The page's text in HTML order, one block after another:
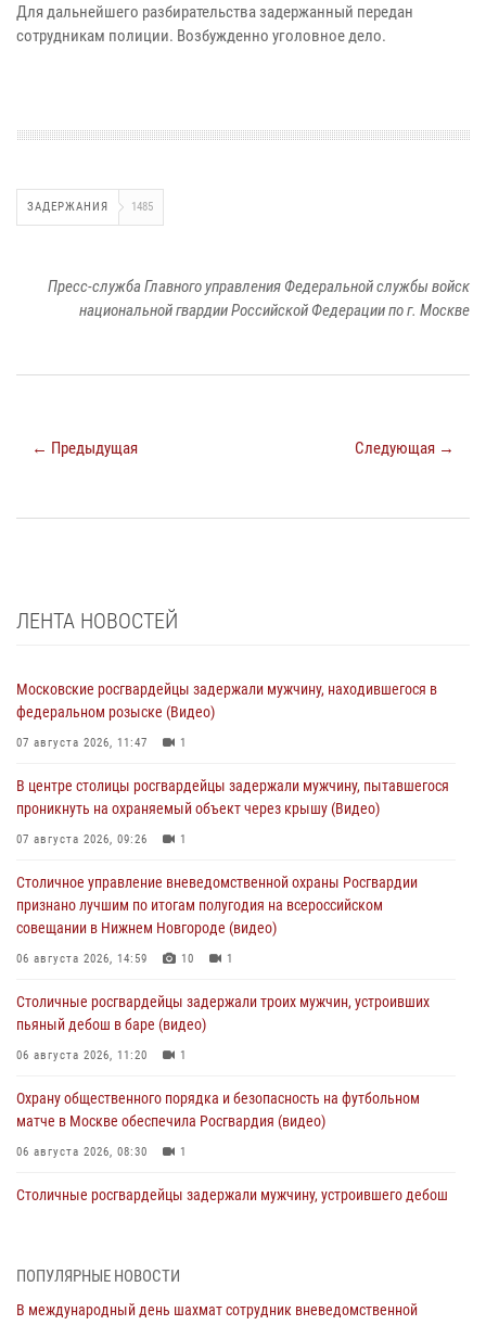
Для дальнейшего разбирательства задержанный передан
сотрудникам полиции. Возбужденно уголовное дело.
ЗАДЕРЖАНИЯ 1485
Пресс-служба Главного управления Федеральной службы войск
национальной гвардии Российской Федерации по г. Москве
← Предыдущая Следующая →
ЛЕНТА НОВОСТЕЙ
Московские росгвардейцы задержали мужчину, находившегося в
федеральном розыске (Видео)
07 августа 2026, 11:47 1
В центре столицы росгвардейцы задержали мужчину, пытавшегося
проникнуть на охраняемый объект через крышу (Видео)
07 августа 2026, 09:26 1
Столичное управление вневедомственной охраны Росгвардии
признано лучшим по итогам полугодия на всероссийском
совещании в Нижнем Новгороде (видео)
06 августа 2026, 14:59 10 1
Столичные росгвардейцы задержали троих мужчин, устроивших
пьяный дебош в баре (видео)
06 августа 2026, 11:20 1
Охрану общественного порядка и безопасность на футбольном
матче в Москве обеспечила Росгвардия (видео)
06 августа 2026, 08:30 1
Столичные росгвардейцы задержали мужчину, устроившего дебош
футбольного матча Кубка России (Видео)
ПОПУЛЯРНЫЕ НОВОСТИ
В международный день шахмат сотрудник вневедомственной